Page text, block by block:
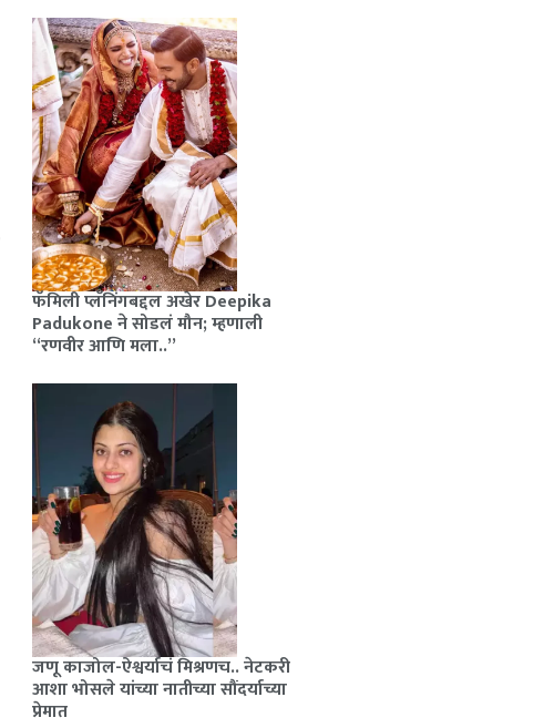
फॅमिली प्लॅनिंगबद्दल अखेर Deepika
Padukone ने सोडलं मौन; म्हणाली
“रणवीर आणि मला..”
जणू काजोल-ऐश्वर्याचं मिश्रणच.. नेटकरी
आशा भोसले यांच्या नातीच्या सौंदर्याच्या
प्रेमात